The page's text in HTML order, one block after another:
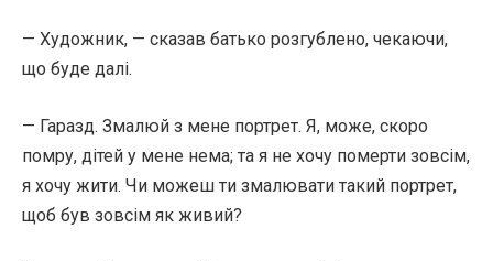
— Художник, — сказав батько розгублено, чекаючи,
що буде далі.
— Гаразд. Змалюй з мене портрет. Я, може, скоро
помру, дітей у мене нема; та я не хочу померти зовсім,
я хочу жити. Чи можеш ти змалювати такий портрет,
щоб був зовсім як живий?